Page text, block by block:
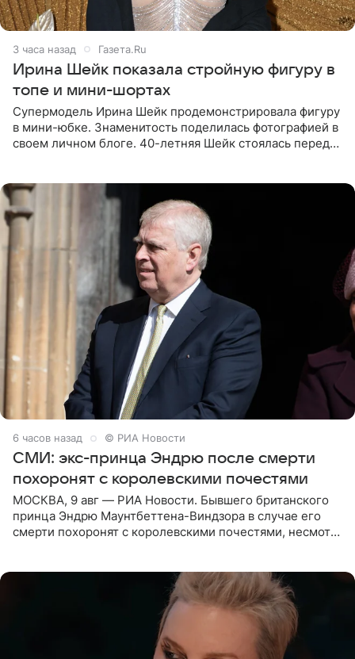
3 часа назад Газета.Ru
Ирина Шейк показала стройную фигуру в
топе и мини-шортах
Супермодель Ирина Шейк продемонстрировала фигуру
в мини-юбке. Знаменитость поделилась фотографией в
своем личном блоге. 40-летняя Шейк стоялась перед
6 часов назад © РИА Новости
СМИ: экс-принца Эндрю после смерти
похоронят с королевскими почестями
МОСКВА, 9 авг — РИА Новости. Бывшего британского
принца Эндрю Маунтбеттена-Виндзора в случае его
смерти похоронят с королевскими почестями, несмотря